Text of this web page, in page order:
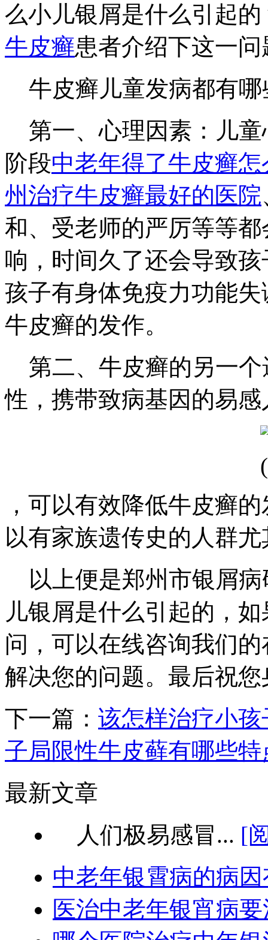
么小儿银屑是什么引起
牛皮癣患者介绍下这一问
牛皮癣儿童发病都有哪
第一、心理因素：儿童
阶段中老年得了牛皮癣怎
州治疗牛皮癣最好的医院
和、受老师的严厉等等
响，时间久了还会导致
孩子有身体免疫力功能
牛皮癣的发作。
第二、牛皮癣的另一个
性，携带致病基因的易
，可以有效降低牛皮癣
以有家族遗传史的人群
以上便是郑州市银屑病
儿银屑是什么引起的，
问，可以在线咨询我们
解决您的问题。最后祝
下一篇： 该怎样治疗小
子局限性牛皮藓有哪些特
最新文章
人们极易感冒... [
中老年银霄病的病
医治中老年银宵病